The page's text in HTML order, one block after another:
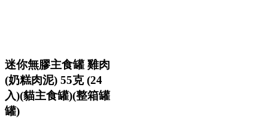
迷你無膠主食罐 雞肉
(奶糕肉泥) 55克 (24
入)(貓主食罐)(整箱罐
罐)